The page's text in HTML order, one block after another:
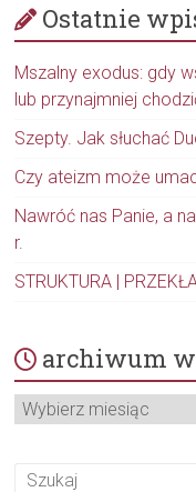
Ostatnie
Mszalny exodus: gdy
lub przynajmniej
Szepty. Jak słuchać
Czy ateizm może
Nawróć nas Panie, a
r.
STRUKTURA |
archiwum
archiwum
wpisów